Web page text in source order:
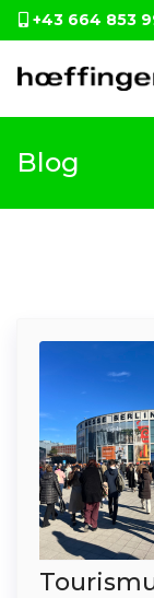
+43 664 853
Blog